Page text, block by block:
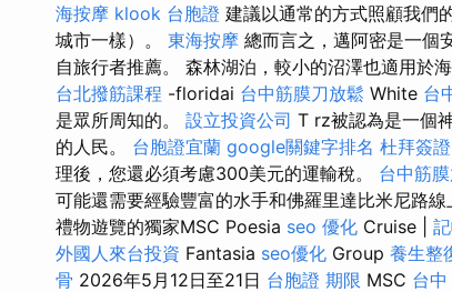
海按摩 klook 台胞證 建議以通常的方式照顧我們
城市一樣）。 東海按摩 總而言之，邁阿密是一個
自旅行者推薦。 森林湖泊，較小的沼澤也適用於
台北撥筋課程 -floridai 台中筋膜刀放鬆 White 台
是眾所周知的。 設立投資公司 T rz被認為是一個
的人民。 台胞證宜蘭 google關鍵字排名 杜拜簽證
理後，您還必須考慮300美元的運輸稅。 台中筋
可能還需要經驗豐富的水手和佛羅里達比米尼路
禮物遊覽的獨家MSC Poesia seo 優化 Cruise |
外國人來台投資 Fantasia seo優化 Group 養生整
骨 2026年5月12日至21日 台胞證 期限 MSC 台